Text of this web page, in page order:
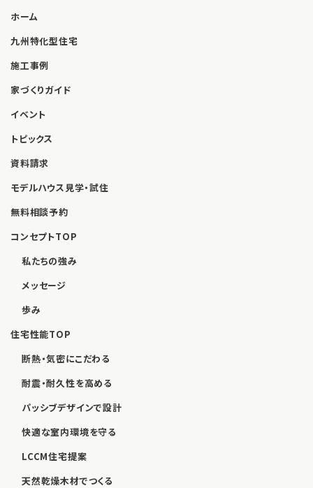
ホーム
九州特化型住宅
施工事例
家づくりガイド
イベント
トピックス
資料請求
モデルハウス見学・試住
無料相談予約
コンセプトTOP
私たちの強み
メッセージ
歩み
住宅性能TOP
断熱・気密にこだわる
耐震・耐久性を高める
パッシブデザインで設計
快適な室内環境を守る
LCCM住宅提案
天然乾燥木材でつくる